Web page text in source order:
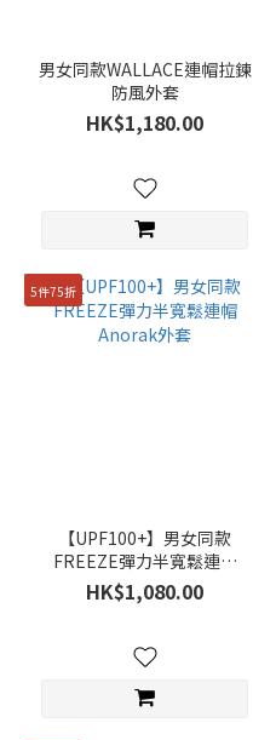
男女同款WALLACE連帽拉鍊
防風外套
HK$1,180.00
5件75折
【UPF100+】男女同款
FREEZE彈力半寬鬆連帽
Anorak外套
HK$1,080.00